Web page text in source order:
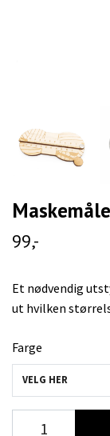
99,-
Et nødvendig
ut hvilken
Farge
VELG HER